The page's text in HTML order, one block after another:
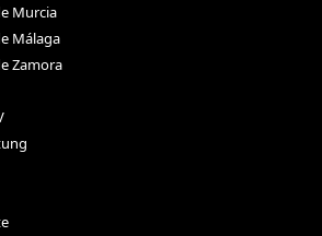
Murcia
Málaga
Zamora